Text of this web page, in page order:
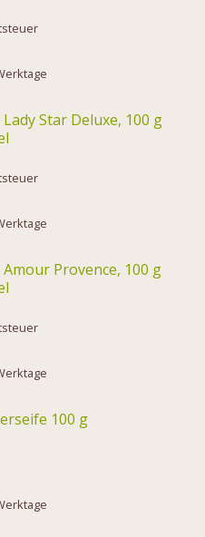
Star Deluxe, 100 g
Provence, 100 g
100 g